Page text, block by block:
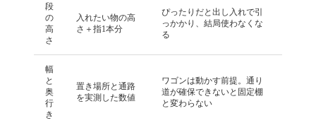
段
の
高
さ
入れたい物の高
さ＋指1本分
ぴったりだと出し入れで引
っかかり、結局使わなくな
る
幅
と
奥
行
き
置き場所と通路
を実測した数値
ワゴンは動かす前提。通り
道が確保できないと固定棚
と変わらない